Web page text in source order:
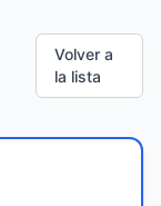
Volver a
la lista